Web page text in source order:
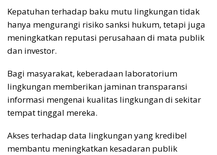
Kepatuhan terhadap baku mutu lingkungan tidak
hanya mengurangi risiko sanksi hukum, tetapi juga
meningkatkan reputasi perusahaan di mata publik
dan investor.
Bagi masyarakat, keberadaan laboratorium
lingkungan memberikan jaminan transparansi
informasi mengenai kualitas lingkungan di sekitar
tempat tinggal mereka.
Akses terhadap data lingkungan yang kredibel
membantu meningkatkan kesadaran publik